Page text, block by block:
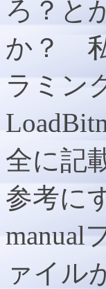
ろ？と
か？
ラミン
全に記
参考に
manual
ァイル